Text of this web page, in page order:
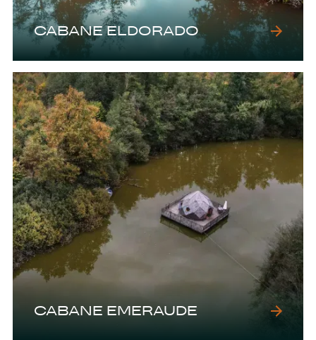
CABANE ELDORADO
CABANE EMERAUDE